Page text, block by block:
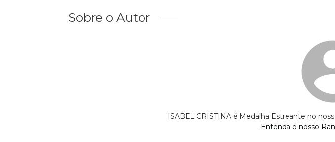
Sobre o Autor
ISABEL CRISTINA é Medalha Estreante no
Entenda o nosso